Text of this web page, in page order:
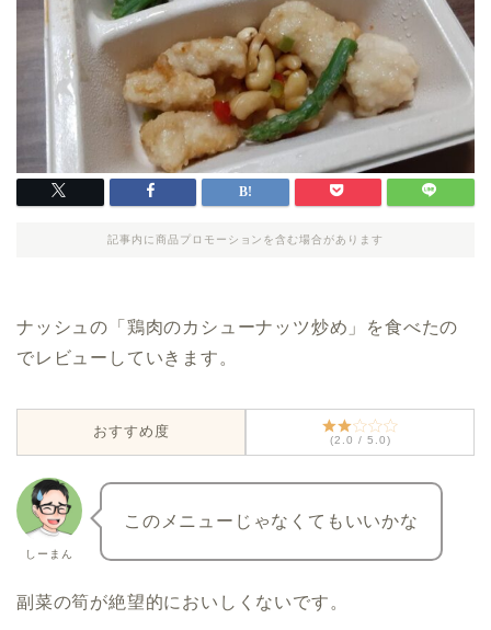
記事内に商品プロモーションを含む場合があります
ナッシュの「鶏肉のカシューナッツ炒め」を食べたの
でレビューしていきます。
おすすめ度
(2.0 / 5.0)
しーまん
このメニューじゃなくてもいいかな
副菜の筍が絶望的においしくないです。